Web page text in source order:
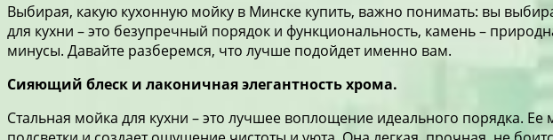
Выбирая, какую кухонную мойку в Минске купить, важно понимать: вы
для кухни – это безупречный порядок и функциональность, камень –
минусы. Давайте разберемся, что лучше подойдет именно вам.
Сияющий блеск и лаконичная элегантность хрома.
Стальная мойка для кухни – это лучшее воплощение идеального порядка.